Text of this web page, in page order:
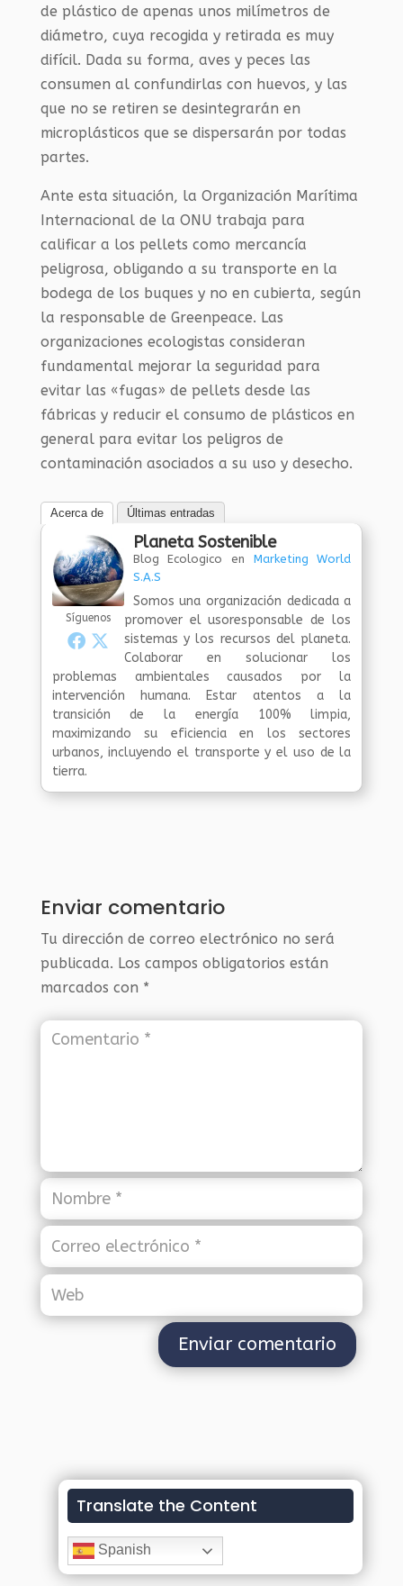
de plástico de apenas unos milímetros de
diámetro, cuya recogida y retirada es muy
difícil. Dada su forma, aves y peces las
consumen al confundirlas con huevos, y las
que no se retiren se desintegrarán en
microplásticos que se dispersarán por todas
partes.
Ante esta situación, la Organización Marítima
Internacional de la ONU trabaja para
calificar a los pellets como mercancía
peligrosa, obligando a su transporte en la
bodega de los buques y no en cubierta, según
la responsable de Greenpeace. Las
organizaciones ecologistas consideran
fundamental mejorar la seguridad para
evitar las «fugas» de pellets desde las
fábricas y reducir el consumo de plásticos en
general para evitar los peligros de
contaminación asociados a su uso y desecho.
Acerca de Últimas entradas
Síguenos
Planeta Sostenible
Blog Ecologico en Marketing World
S.A.S
Somos una organización dedicada a
promover el usoresponsable de los
sistemas y los recursos del planeta.
Colaborar en solucionar los
problemas ambientales causados por la
intervención humana. Estar atentos a la
transición de la energía 100% limpia,
maximizando su eficiencia en los sectores
urbanos, incluyendo el transporte y el uso de la
tierra.
Enviar comentario
Tu dirección de correo electrónico no será
publicada. Los campos obligatorios están
marcados con *
Translate the Content
Spanish